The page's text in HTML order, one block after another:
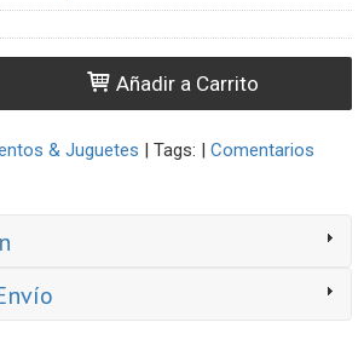
Añadir a Carrito
& Juguetes | Tags: | Comentarios